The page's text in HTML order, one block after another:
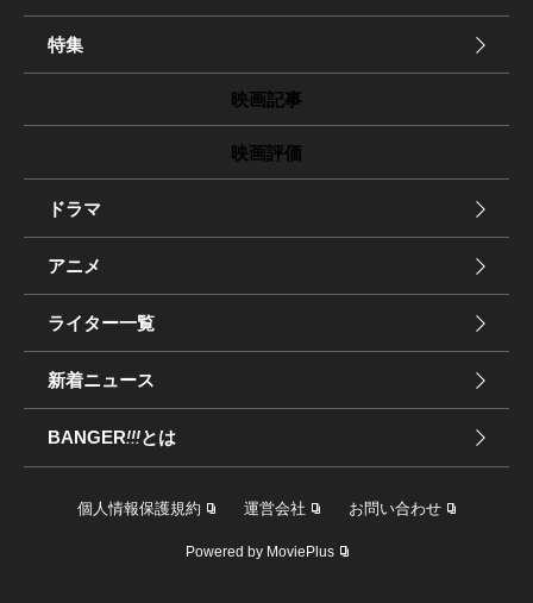
特集
映画記事
映画評価
ドラマ
アニメ
ライター一覧
新着ニュース
BANGER!!!とは
個人情報保護規約 運営会社 お問い合わせ
Powered by MoviePlus